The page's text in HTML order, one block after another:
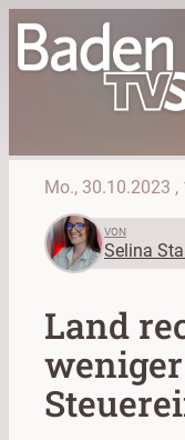
Mo., 30.10.2023 ,
VON
Selina
Land
weniger